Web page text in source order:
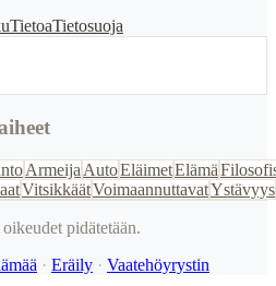
TietoaTietosuoja
Armeija AutoEläimetElämä
VitsikkäätVoimaannuttavatYstävyys
pidätetään.
· Eräily · Vaatehöyrystin